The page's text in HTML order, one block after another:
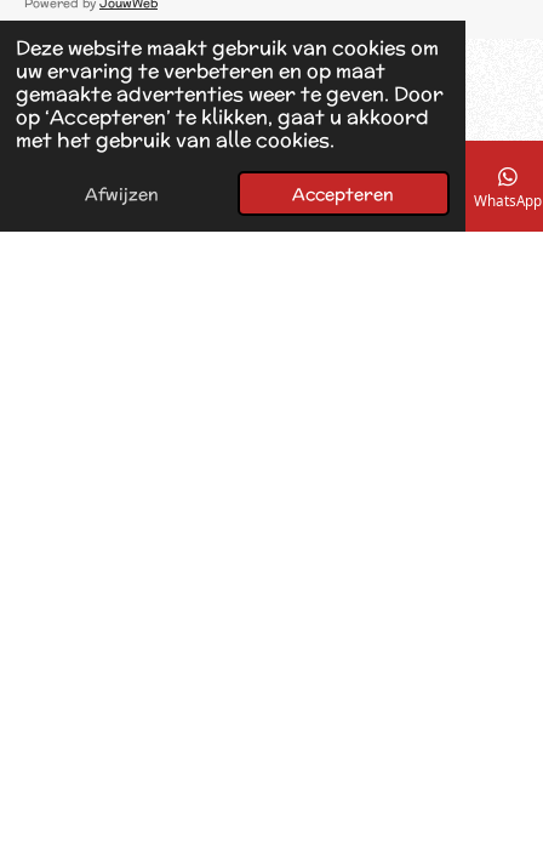
Deze website maakt gebruik van cookies om
uw ervaring te verbeteren en op maat
gemaakte advertenties weer te geven. Door
op ‘Accepteren’ te klikken, gaat u akkoord
met het gebruik van alle cookies.
Afwijzen Accepteren
e
b
o
o
k
E-mailadres Telefoonnummer Kaart Facebook WhatsApp